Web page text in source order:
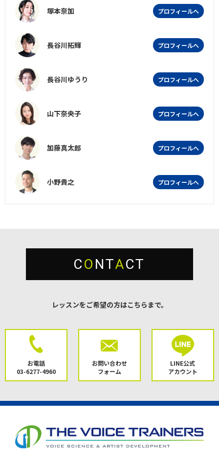
塚本奈加 プロフィールへ
長谷川拓輝 プロフィールへ
長谷川ゆうり プロフィールへ
山下奈央子 プロフィールへ
加藤真太郎 プロフィールへ
小野貴之 プロフィールへ
CO NTACT
レッスンをご希望の方はこちらまで。
お電話
03-6277-4960
お問い合わせ
フォーム
LINE公式
アカウント